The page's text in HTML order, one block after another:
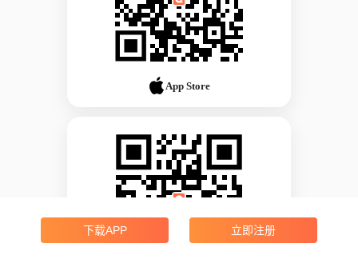
App Store
下载APP 立即注册